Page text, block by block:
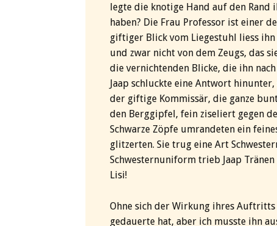
legte die knotige Hand auf den Rand
haben? Die Frau Professor ist einer
giftiger Blick vom Liegestuhl liess ihn
und zwar nicht von dem Zeugs, das
die vernichtenden Blicke, die ihn
Jaap schluckte eine Antwort
der giftige Kommissär, die ganze
den Berggipfel, fein ziseliert gegen
Schwarze Zöpfe umrandeten ein
glitzerten. Sie trug eine Art
Schwesternuniform trieb Jaap
Lisi!
Ohne sich der Wirkung ihres Auftritts
gedauerte hat, aber ich musste ihn